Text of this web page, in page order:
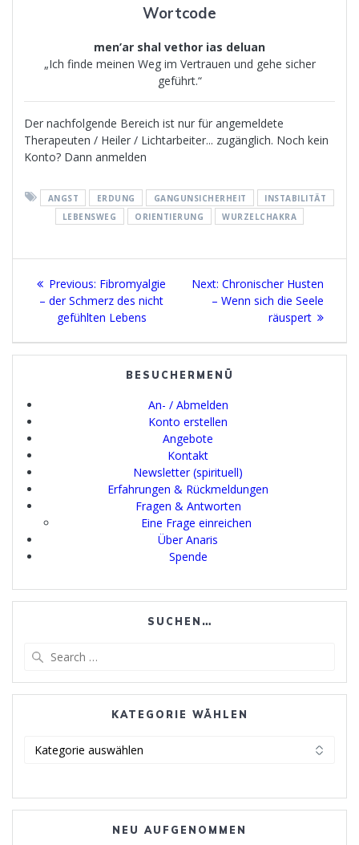
Wortcode
men’ar shal vethor ias deluan
„Ich finde meinen Weg im Vertrauen und gehe sicher
geführt.“
Der nachfolgende Bereich ist nur für angemeldete
Therapeuten / Heiler / Lichtarbeiter... zugänglich. Noch kein
Konto? Dann anmelden
ANGST ERDUNG GANGUNSICHERHEIT
INSTABILITÄT
LEBENSWEG
ORIENTIERUNG WURZELCHAKRA
Beitragsnavigation
Previous: Previous
post:
Fibromyalgie
– der Schmerz des nicht
gefühlten Lebens
Next: Next
post:
Chronischer Husten
– Wenn sich die Seele
räuspert
BESUCHERMENÜ
An- / Abmelden
Konto erstellen
Angebote
Kontakt
Newsletter (spirituell)
Erfahrungen & Rückmeldungen
Fragen & Antworten
Eine Frage einreichen
Über Anaris
Spende
SUCHEN…
KATEGORIE WÄHLEN
NEU AUFGENOMMEN